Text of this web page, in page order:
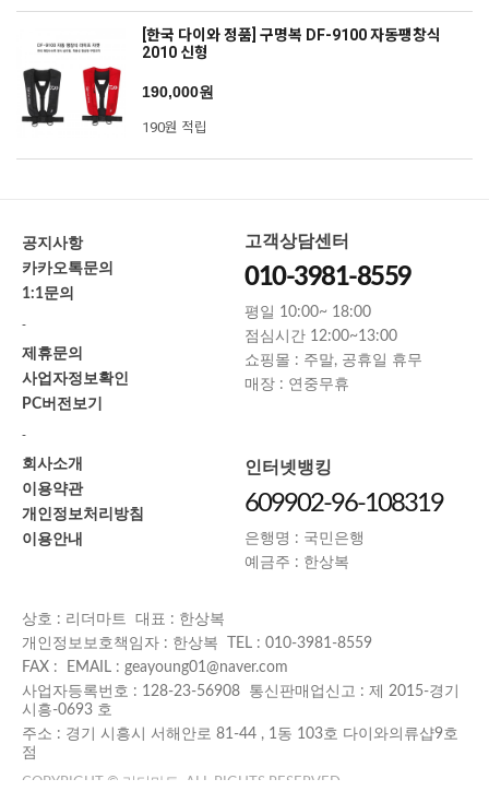
[한국 다이와 정품] 구명복 DF-9100 자동팽창식
2010 신형
190,000원
190원 적립
공지사항
카카오톡문의
1:1문의
-
제휴문의
사업자정보확인
PC버전보기
-
회사소개
이용약관
개인정보처리방침
이용안내
고객상담센터
010-3981-8559
평일 10:00~ 18:00
점심시간 12:00~13:00
쇼핑몰 : 주말, 공휴일 휴무
매장 : 연중무휴
인터넷뱅킹
609902-96-108319
은행명 : 국민은행
예금주 : 한상복
상호 : 리더마트 대표 : 한상복
개인정보보호책임자 : 한상복 TEL : 010-3981-8559
FAX : EMAIL : geayoung01@naver.com
사업자등록번호 : 128-23-56908 통신판매업신고 : 제 2015-경기
시흥-0693 호
주소 : 경기 시흥시 서해안로 81-44 , 1동 103호 다이와의류샵9호
점
COPYRIGHT © 리더마트. ALL RIGHTS RESERVED.